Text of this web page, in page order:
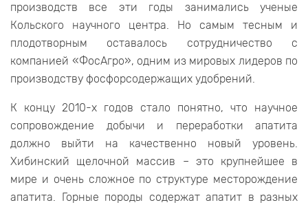
производств все эти годы занимались ученые
Кольского научного центра. Но самым тесным и
плодотворным оставалось сотрудничество с
компанией «ФосАгро», одним из мировых лидеров по
производству фосфорсодержащих удобрений.
К концу 2010-х годов стало понятно, что научное
сопровождение добычи и переработки апатита
должно выйти на качественно новый уровень.
Хибинский щелочной массив – это крупнейшее в
мире и очень сложное по структуре месторождение
апатита. Горные породы содержат апатит в разных